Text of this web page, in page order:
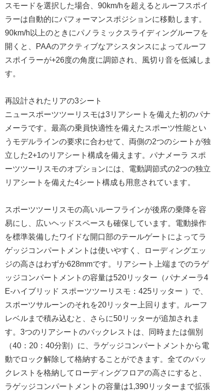
スモードを選択した場合、90km/hを超えるとルーフスポイ
ラーは自動的にパフォーマンスポジションに移動します。
90km/h以上のときにパノラミックスライディングルーフを
開くと、PAAのアクティブなアシスタンスによってルーフ
スポイラーが+26度の角度に調節され、風切り音を低減しま
す。
再設計されたリアの3シート
ニュースポーツツーリスモは3リアシートを備えた初のパナ
メーラです。最高の乗員快適性を備えたスポーツ性能とい
うモデルラインの要求に合わせて、両側の2つのシートが独
立した2+1のリアシート構成を備えます。パナメーラ スポ
ーツツーリスモのオプションには、電動調節式の2つの独立
リアシートを備えた4シート構成も用意されています。
スポーツツーリスモの高いルーフラインが後席の乗降を容
易にし、広いヘッドスペースも確保しています。電動操作
を標準装備したワイドな開口部のテールゲートによってラ
ゲッジコンパートメントは使いやすく、ローディングエッ
ジの高さはわずか628mmです。リアシート上端までのラゲ
ッジコンパートメントの容量は520リッター（パナメーラ4
E-ハイブリッド スポーツツーリスモ：425リッター ）で、
スポーツサルーンのそれを20リッター上回ります。ルーフ
レベルまで積み込むと、さらに50リッターが追加されま
す。3つのリアシートのバックレストは、同時または個別
（40：20：40分割）に、ラゲッジコンパートメントから電
動でロック解除して格納することができます。全てのバッ
クレストを格納してローディングフロアの高さにすると、
ラゲッジコンパートメントの容量は1,390リッターまで拡張